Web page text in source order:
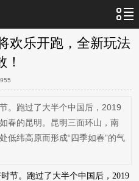
欢乐开跑，全新玩法
。跑过了大半个中国后，2019
春的昆明。昆明三面环山，南
低纬高原而形成“四季如春”的气
节。跑过了大半个中国后，2019